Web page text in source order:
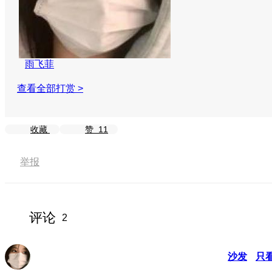
雨飞菲
查看全部打赏 >
收藏 赞 11
举报
评论 2
沙发 只